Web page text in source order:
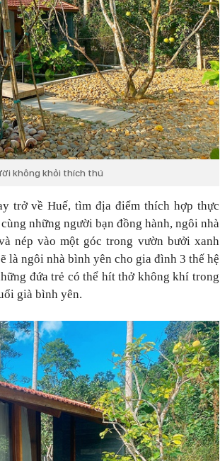
không khỏi thích thú
trở về Huế, tìm địa điểm thích hợp thực
những người bạn đồng hành, ngôi nhà
nép vào một góc trong vườn bưởi xanh
là ngôi nhà bình yên cho gia đình 3 thế hệ
đứa trẻ có thể hít thở không khí trong
già bình yên.